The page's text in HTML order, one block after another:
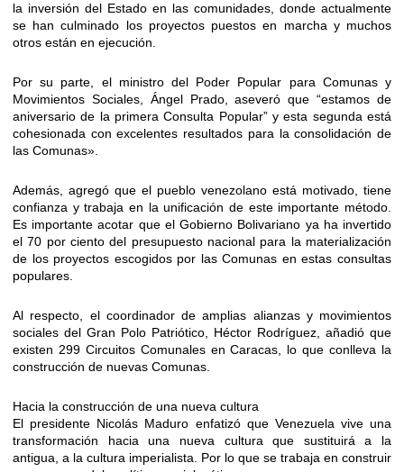
la inversión del Estado en las comunidades, donde actualmente
se han culminado los proyectos puestos en marcha y muchos
otros están en ejecución.
Por su parte, el ministro del Poder Popular para Comunas y
Movimientos Sociales, Ángel Prado, aseveró que “estamos de
aniversario de la primera Consulta Popular” y esta segunda está
cohesionada con excelentes resultados para la consolidación de
las Comunas».
Además, agregó que el pueblo venezolano está motivado, tiene
confianza y trabaja en la unificación de este importante método.
Es importante acotar que el Gobierno Bolivariano ya ha invertido
el 70 por ciento del presupuesto nacional para la materialización
de los proyectos escogidos por las Comunas en estas consultas
populares.
Al respecto, el coordinador de amplias alianzas y movimientos
sociales del Gran Polo Patriótico, Héctor Rodríguez, añadió que
existen 299 Circuitos Comunales en Caracas, lo que conlleva la
construcción de nuevas Comunas.
Hacia la construcción de una nueva cultura
El presidente Nicolás Maduro enfatizó que Venezuela vive una
transformación hacia una nueva cultura que sustituirá a la
antigua, a la cultura imperialista. Por lo que se trabaja en construir